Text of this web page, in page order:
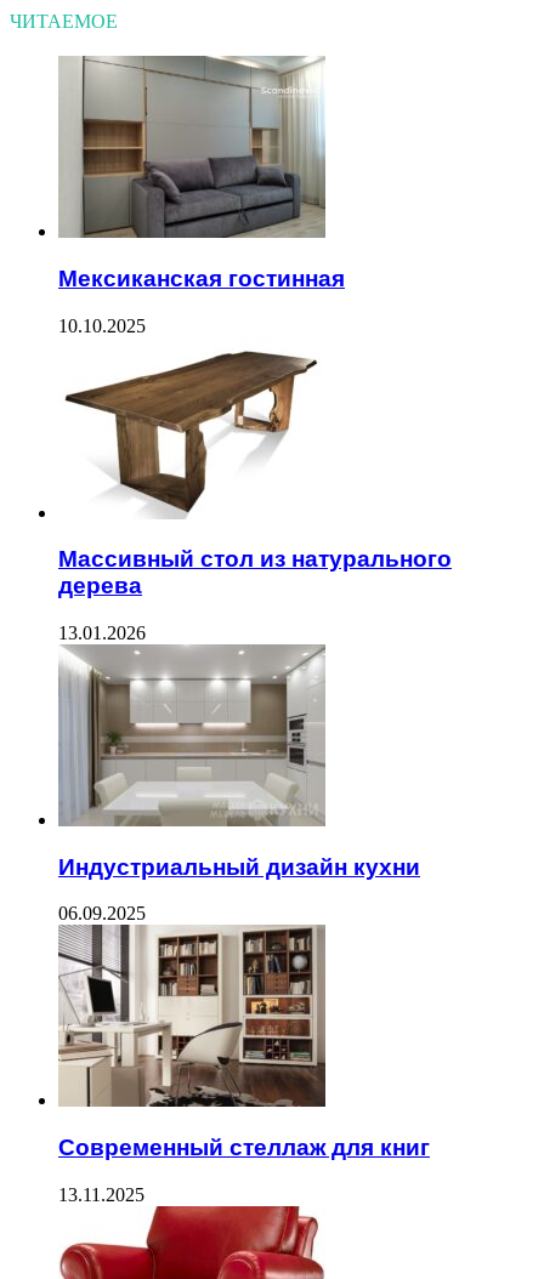
ЧИТАЕМОЕ
Мексиканская гостинная
10.10.2025
Массивный стол из натурального
дерева
13.01.2026
Индустриальный дизайн кухни
06.09.2025
Современный стеллаж для книг
13.11.2025